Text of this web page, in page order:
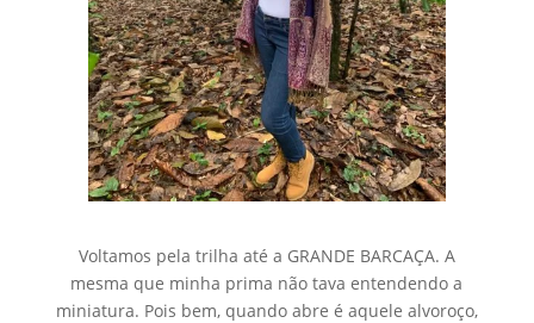
Voltamos pela trilha até a GRANDE BARCAÇA. A
mesma que minha prima não tava entendendo a
miniatura. Pois bem, quando abre é aquele alvoroço,